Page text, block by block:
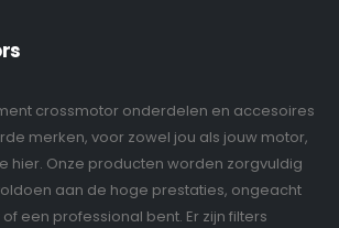
crossmotor onderdelen en accesoires
merken, voor zowel jou als jouw motor,
hier. Onze producten worden zorgvuldig
aan de hoge prestaties, ongeacht
een professional bent. Er zijn filters